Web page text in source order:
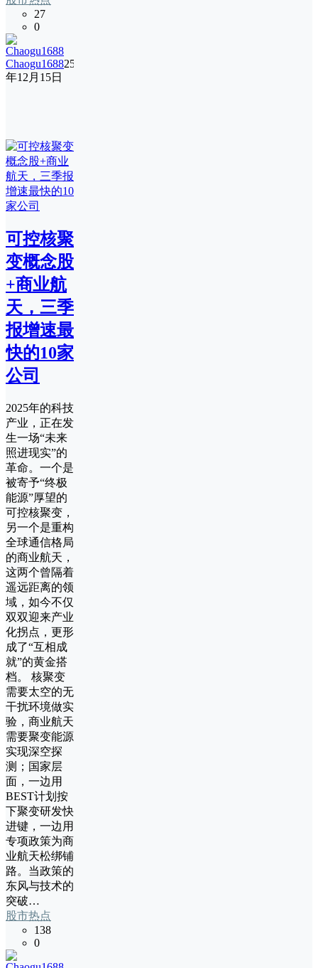
27
0
Chaogu168825
年12月15日
可控核聚
变概念股
+商业航
天，三季
报增速最
快的10家
公司
2025年的科技
产业，正在发
生一场“未来
照进现实”的
革命。一个是
被寄予“终极
能源”厚望的
可控核聚变，
另一个是重构
全球通信格局
的商业航天，
这两个曾隔着
遥远距离的领
域，如今不仅
双双迎来产业
化拐点，更形
成了“互相成
就”的黄金搭
档。 核聚变
需要太空的无
干扰环境做实
验，商业航天
需要聚变能源
实现深空探
测；国家层
面，一边用
BEST计划按
下聚变研发快
进键，一边用
专项政策为商
业航天松绑铺
路。当政策的
东风与技术的
突破…
股市热点
138
0